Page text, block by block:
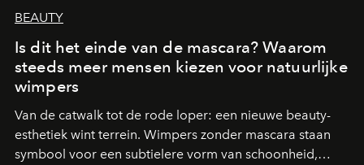
BEAUTY
Is dit het einde van de mascara? Waarom
steeds meer mensen kiezen voor natuurlijke
wimpers
Van de catwalk tot de rode loper: een nieuwe beauty-
esthetiek wint terrein. Wimpers zonder mascara staan
symbool voor een subtielere vorm van schoonheid,